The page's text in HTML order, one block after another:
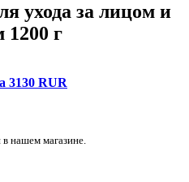
ухода за лицом и
1200 г
3130 RUR
нашем магазине.